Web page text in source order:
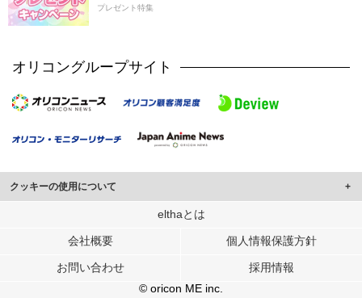
プレゼント特集
オリコングループサイト
クッキーの使用について
このサイトでは Cookie を使用して、ユーザーに合わせたコンテンツや広告の
行っています。
メディアや広告配信、データ解析の各パートナーに提供しています。
各パートナーは、この情報とユーザーが各パートナーに提供した他の情報や、
ユーザーが各パートナーのサービスを使用したときに収集した他の情報を組み
elthaとは
会社概要 個人情報保護方針
お問い合わせ
採用情報
© oricon ME inc.